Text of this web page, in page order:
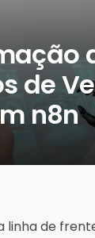
de
n8n
linha de